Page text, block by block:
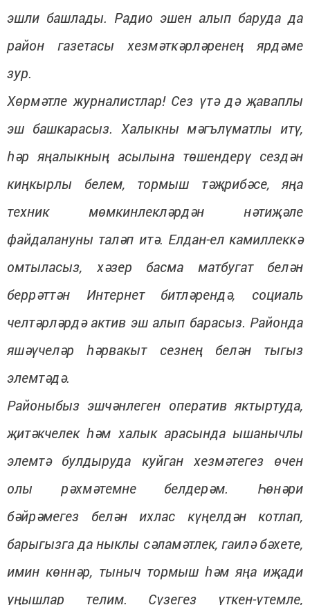
эшли башлады. Радио эшен алып баруда да
район газетасы хезмәткәрләренең ярдәме
зур.
Хөрмәтле журналистлар! Сез үтә дә җаваплы
эш башкарасыз. Халыкны мәгълүматлы итү,
һәр яңалыкның асылына төшендерү сездән
киңкырлы белем, тормыш тәҗрибәсе, яңа
техник мөмкинлекләрдән нәтиҗәле
файдалануны таләп итә. Елдан-ел камиллеккә
омтыласыз, хәзер басма матбугат белән
беррәттән Интернет битләрендә, социаль
челтәрләрдә актив эш алып барасыз. Районда
яшәүчеләр һәрвакыт сезнең белән тыгыз
элемтәдә.
Районыбыз эшчәнлеген оператив яктыртуда,
җитәкчелек һәм халык арасында ышанычлы
элемтә булдыруда куйган хезмәтегез өчен
олы рәхмәтемне белдерәм. Һөнәри
бәйрәмегез белән ихлас күңелдән котлап,
барыгызга да ныклы сәламәтлек, гаилә бәхете,
имин көннәр, тыныч тормыш һәм яңа иҗади
уңышлар телим. Сүзегез үткен-үтемле,